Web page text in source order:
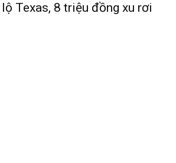
Texas, 8 triệu đồng xu rơi